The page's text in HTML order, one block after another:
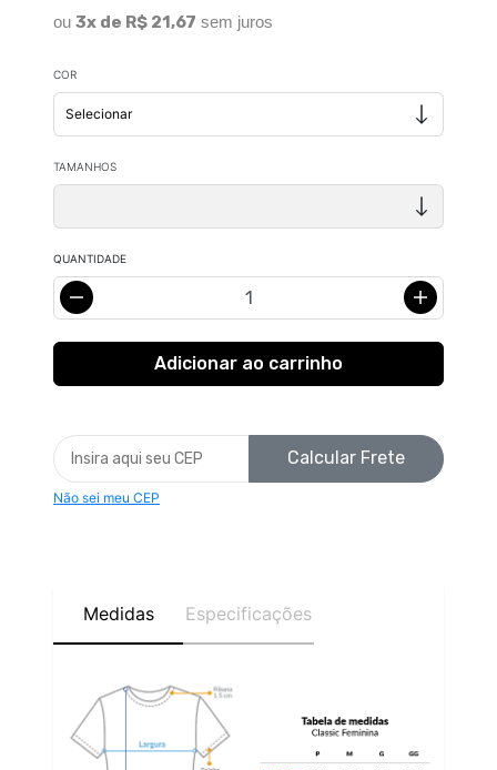
ou 3x de R$ 21,67 sem juros
COR
TAMANHOS
QUANTIDADE
Calcular Frete
Não sei meu CEP
Medidas Especificações